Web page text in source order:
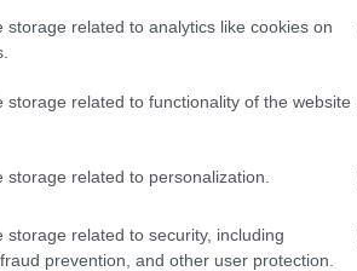
related to analytics like cookies on
storage related to functionality of the website
related to personalization.
related to security, including
prevention, and other user protection.
αιχμαλώτων την
Ντόναλντ Τραμπ.
που έγινε από τον
δεν έχουμε λάβει
με το Ιράν θα
ότι, αν αυτό δεν συμβεί,